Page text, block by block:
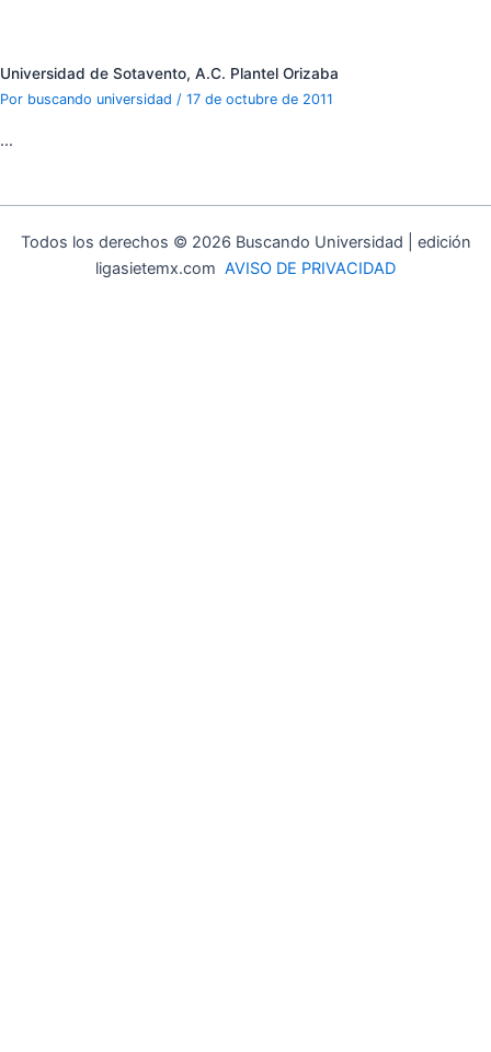
Universidad de Sotavento, A.C. Plantel Orizaba
Por buscando universidad / 17 de octubre de 2011
…
Todos los derechos © 2026 Buscando Universidad | edición
ligasietemx.com AVISO DE PRIVACIDAD